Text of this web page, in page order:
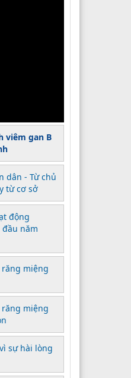
viêm gan B
dân - Từ chủ
từ cơ sở
động
năm
răng miệng
răng miệng
sự hài lòng